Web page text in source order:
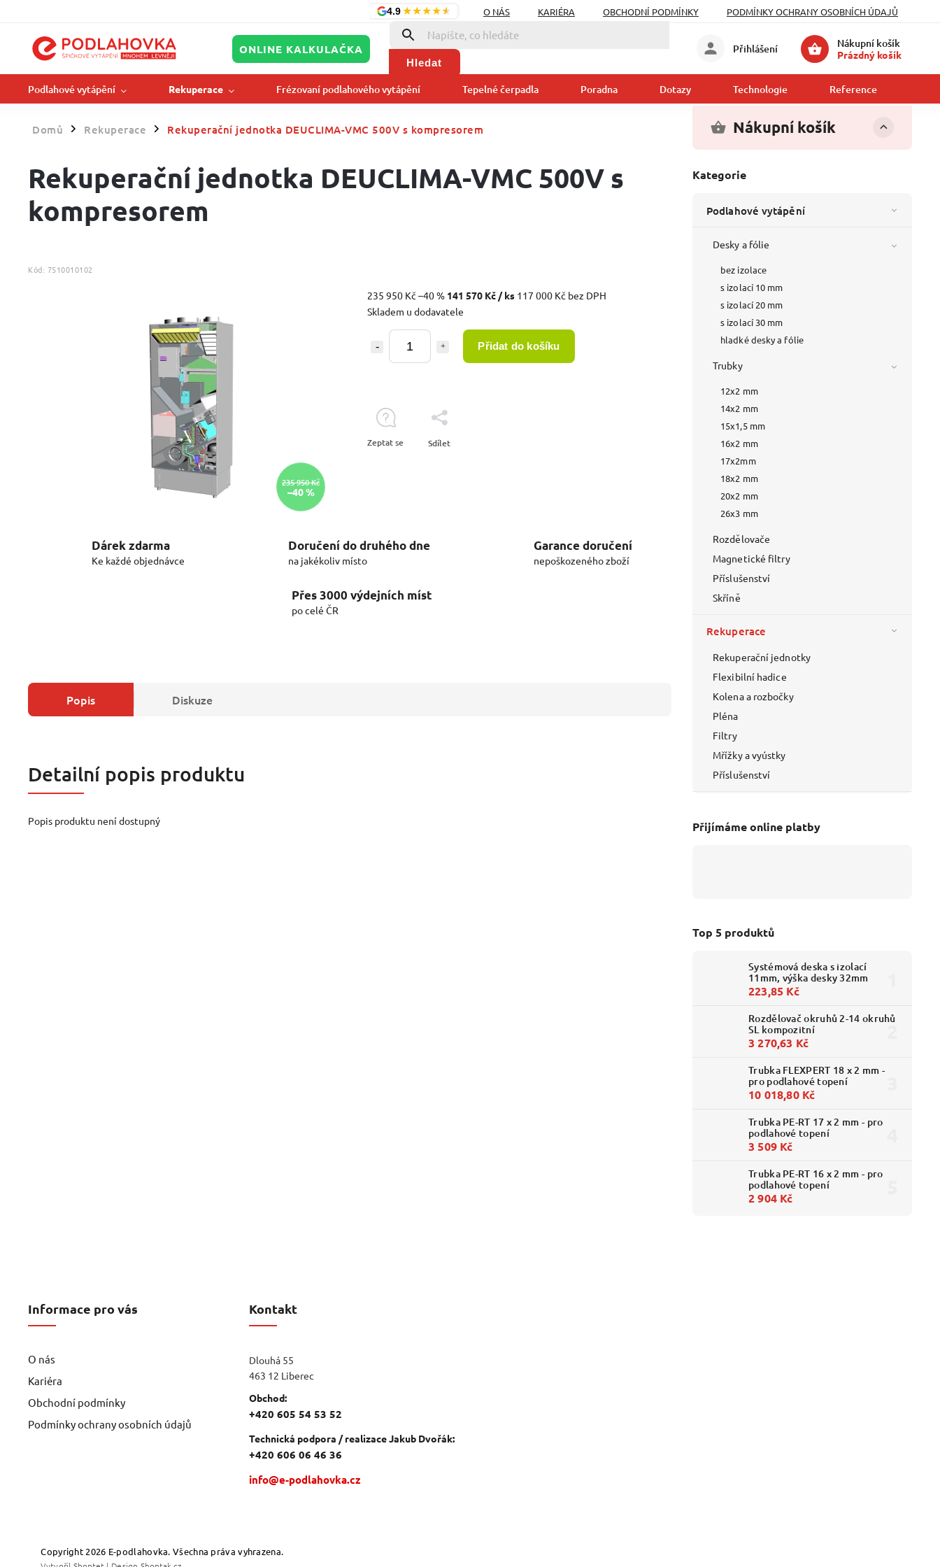
4.9★★★★★ O NÁS KARIÉRA OBCHODNÍ PODMÍNKY PODMÍNKY OCHRANY OSOBNÍCH ÚDAJŮ
ONLINE KALKULAČKA
Hledat
Nákupní košík
Prázdný košík
Přihlášení
Podlahové vytápění Rekuperace Frézovaní podlahového vytápění Tepelné čerpadla Poradna Dotazy Technologie Reference
Domů / Rekuperace / Rekuperační jednotka DEUCLIMA-VMC 500V s kompresorem Nákupní košík
Kategorie
Podlahové vytápění
Desky a fólie
bez izolace
s izolací 10 mm
s izolací 20 mm
s izolací 30 mm
hladké desky a fólie
Trubky
12x2 mm
14x2 mm
15x1,5 mm
16x2 mm
17x2mm
18x2 mm
20x2 mm
26x3 mm
Rozdělovače
Magnetické filtry
Příslušenství
Skříně
Rekuperace
Rekuperační jednotky
Flexibilní hadice
Kolena a rozbočky
Pléna
Filtry
Mřížky a vyústky
Příslušenství
Přijímáme online platby
Top 5 produktů
Systémová deska s izolací
11mm, výška desky 32mm
223,85 Kč
Rozdělovač okruhů 2-14 okruhů
SL kompozitní
3 270,63 Kč
Trubka FLEXPERT 18 x 2 mm -
pro podlahové topení
10 018,80 Kč
Trubka PE-RT 17 x 2 mm - pro
podlahové topení
3 509 Kč
Trubka PE-RT 16 x 2 mm - pro
podlahové topení
2 904 Kč
Rekuperační jednotka DEUCLIMA-VMC 500V s
kompresorem
Kód: 7510010102
235 950 Kč
–40 %
235 950 Kč –40 % 141 570 Kč / ks 117 000 Kč bez DPH
Skladem u dodavatele
Přidat do košíku
Zeptat se Sdílet
Dárek zdarma
Ke každé objednávce
Doručení do druhého dne
na jakékoliv místo
Garance doručení
nepoškozeného zboží
Přes 3000 výdejních míst
po celé ČR
Popis Diskuze
Detailní popis produktu
Popis produktu není dostupný
Informace pro vás
O nás
Kariéra
Obchodní podmínky
Podmínky ochrany osobních údajů
Kontakt
Dlouhá 55
463 12 Liberec
Obchod:
+420 605 54 53 52
Technická podpora / realizace Jakub Dvořák:
+420 606 06 46 36
info@e-podlahovka.cz
Copyright 2026 E-podlahovka. Všechna práva vyhrazena.